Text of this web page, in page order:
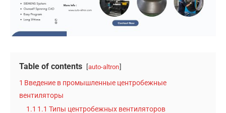
Table of contents auto-altron
1 Введение в промышленные центробежные
вентиляторы
1.1 1.1 Типы центробежных вентиляторов